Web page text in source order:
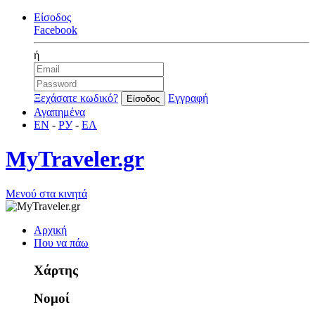
Είσοδος
Facebook
ή
Ξεχάσατε κωδικό?
Εγγραφή
Αγαπημένα
EN - РУ- ΕΛ
MyTraveler.gr
Μενού στα κινητά
Αρχική
Που να πάω
Χάρτης
Νομοί